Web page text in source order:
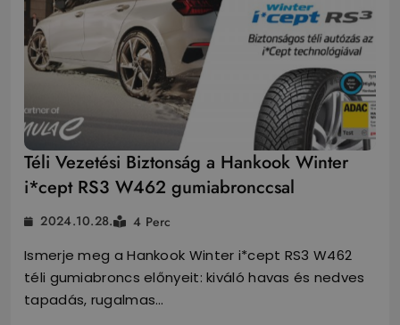
Téli Vezetési Biztonság a Hankook Winter
i*cept RS3 W462 gumiabronccsal
2024.10.28. 4 Perc
Ismerje meg a Hankook Winter i*cept RS3 W462
téli gumiabroncs előnyeit: kiváló havas és nedves
tapadás, rugalmas…